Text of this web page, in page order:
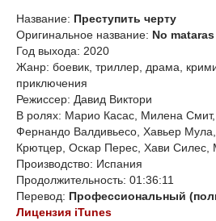
Название: Преступить черту
Оригинальное название: No mataras
Год выхода: 2020
Жанр: боевик, триллер, драма,
приключения
Режиссер: Давид Виктори
В ролях: Марио Касас, Милена Смит,
Фернандо Валдивьесо, Хавьер
Крютцер, Оскар Перес, Хави Силес,
Производство: Испания
Продолжительность: 01:36:11
Перевод: Профессиональный
Лицензия iTunes